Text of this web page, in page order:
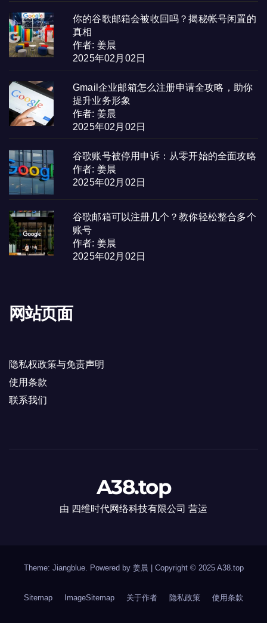
你的谷歌邮箱会被收回吗？揭秘帐号闲置的
真相
作者: 姜晨
2025年02月02日
Gmail企业邮箱怎么注册申请全攻略，助你
提升业务形象
作者: 姜晨
2025年02月02日
谷歌账号被停用申诉：从零开始的全面攻略
作者: 姜晨
2025年02月02日
谷歌邮箱可以注册几个？教你轻松整合多个
账号
作者: 姜晨
2025年02月02日
网站页面
隐私权政策与免责声明
使用条款
联系我们
A38.top
由 四维时代网络科技有限公司 营运
Theme: Jiangblue. Powered by 姜晨 | Copyright © 2025 A38.top
Sitemap ImageSitemap 关于作者 隐私政策 使用条款